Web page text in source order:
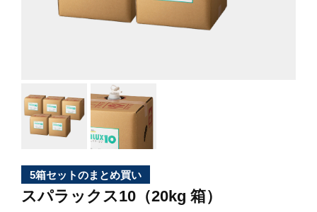
5箱セットのまとめ買い
スパラックス10（20kg 箱）